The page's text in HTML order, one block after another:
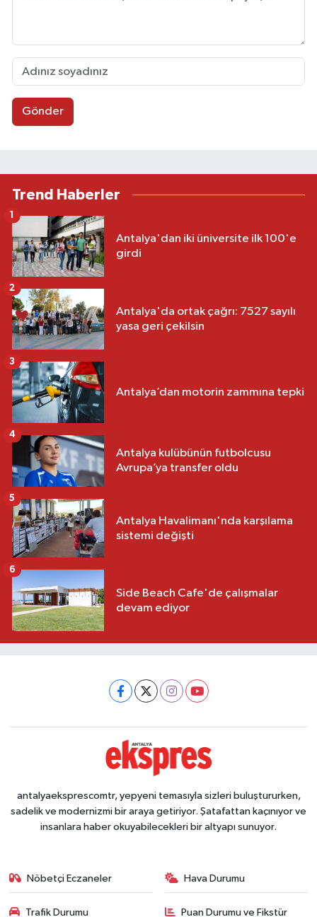
Gönder
Trend Haberler
Antalya'dan iki üniversite ilk 100'e
girdi
1
Antalya'da ortak çağrı: 7527 sayılı
yasa geri çekilsin
2
Antalya’dan motorin zammına tepki
3
Antalya kulübünün futbolcusu
Avrupa’ya transfer oldu
4
Antalya Havalimanı'nda karşılama
sistemi değişti
5
Side Beach Cafe'de çalışmalar
devam ediyor
6
antalyaeksprescomtr, yepyeni temasıyla sizleri buluştururken,
sadelik ve modernizmi bir araya getiriyor. Şatafattan kaçınıyor ve
insanlara haber okuyabilecekleri bir altyapı sunuyor.
Nöbetçi Eczaneler Hava Durumu
Trafik Durumu Puan Durumu ve Fikstür